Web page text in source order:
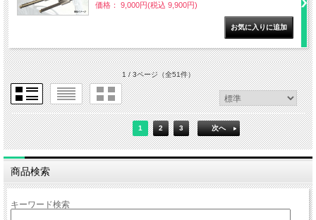
価格： 9,000円(税込 9,900円)
1 / 3ページ（全51件）
1 2 3 次へ
商品検索
キーワード検索